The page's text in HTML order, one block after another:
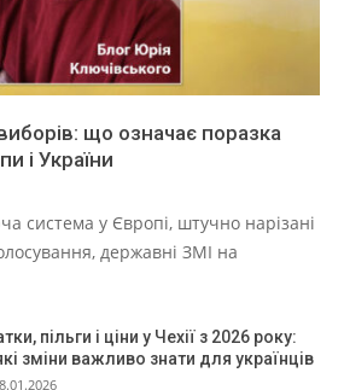
що означає поразка
і України
система у Європі, штучно нарізані
державні ЗМІ на
пільги і ціни у Чехії з 2026 року:
зміни важливо знати для українців